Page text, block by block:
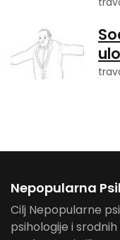
Nepopularna
Cilj Nepopularne
psihologije i